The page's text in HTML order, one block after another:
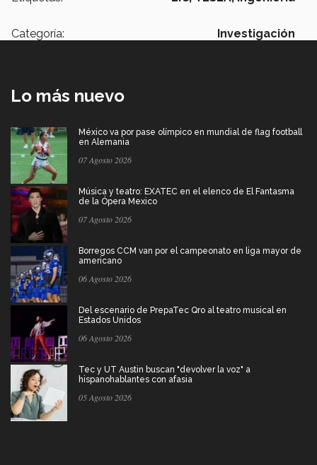
Categoría: Investigación
Lo más nuevo
México va por pase olímpico en mundial de flag football
en Alemania
07 Agosto 2026
Música y teatro: EXATEC en el elenco de El Fantasma
de la Ópera Mexico
07 Agosto 2026
Borregos CCM van por el campeonato en liga mayor de
americano
06 Agosto 2026
Del escenario de PrepaTec Qro al teatro musical en
Estados Unidos
06 Agosto 2026
Tec y UT Austin buscan "devolver la voz" a
hispanohablantes con afasia
05 Agosto 2026